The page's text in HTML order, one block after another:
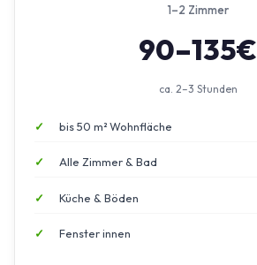
1–2 Zimmer
90–135€
ca. 2–3 Stunden
bis 50 m² Wohnfläche
Alle Zimmer & Bad
Küche & Böden
Fenster innen